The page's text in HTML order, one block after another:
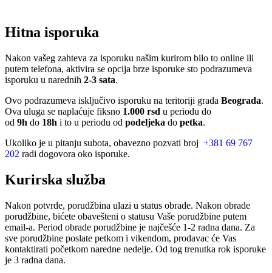
Hitna isporuka
Nakon vašeg zahteva za isporuku našim kurirom bilo to online ili
putem telefona, aktivira se opcija brze isporuke sto podrazumeva
isporuku u narednih 2-3 sata.
Ovo podrazumeva isključivo isporuku na teritoriji grada Beograda.
Ova uluga se naplaćuje fiksno 1.000 rsd u periodu do
od 9h do 18h i to u periodu od podeljeka do petka.
Ukoliko je u pitanju subota, obavezno pozvati broj +381 69 767
202 radi dogovora oko isporuke.
Kurirska služba
Nakon potvrde, porudžbina ulazi u status obrade. Nakon obrade
porudžbine, bićete obavešteni o statusu Vaše porudžbine putem
email-a. Period obrade porudžbine je najčešće 1-2 radna dana. Za
sve porudžbine poslate petkom i vikendom, prodavac će Vas
kontaktirati početkom naredne nedelje. Od tog trenutka rok isporuke
je 3 radna dana.